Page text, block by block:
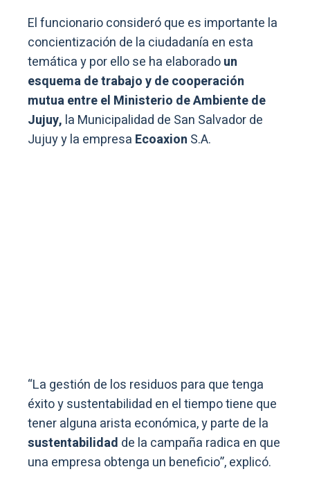
El funcionario consideró que es importante la
concientización de la ciudadanía en esta
temática y por ello se ha elaboradoun
esquema de trabajo y de cooperación
mutua entre el Ministerio de Ambiente de
Jujuy, la Municipalidad de San Salvador de
Jujuy y la empresa Ecoaxion S.A.
“La gestión de los residuos para que tenga
éxito y sustentabilidad en el tiempo tiene que
tener alguna arista económica, y parte de la
sustentabilidad de la campaña radica en que
una empresa obtenga un beneficio”, explicó.